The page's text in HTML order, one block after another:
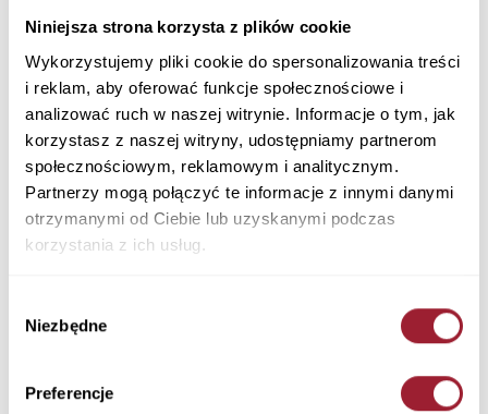
Niniejsza strona korzysta z plików cookie
Wykorzystujemy pliki cookie do spersonalizowania treści
i reklam, aby oferować funkcje społecznościowe i
analizować ruch w naszej witrynie. Informacje o tym, jak
korzystasz z naszej witryny, udostępniamy partnerom
społecznościowym, reklamowym i analitycznym.
Partnerzy mogą połączyć te informacje z innymi danymi
otrzymanymi od Ciebie lub uzyskanymi podczas
korzystania z ich usług.
zgody
Niezbędne
Preferencje
Kolor: BLACK
N 497-237
289,90 PLN
+ Tabela rozmiarów
+ Zapytaj o rozmiar
Kolory